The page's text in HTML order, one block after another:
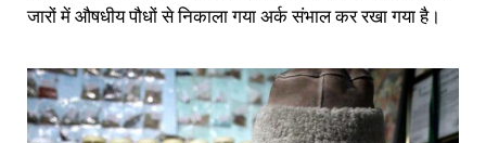
जारों में औषधीय पौधों से निकाला गया अर्क संभाल कर रखा गया है।